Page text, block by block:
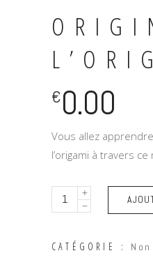
€0.00
Vous allez
l’origami à travers ce
ORIGINE
DE
quantity
CATÉGORIE :